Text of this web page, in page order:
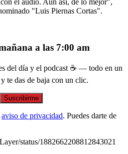
"Luis Piernas Cortas".
a las 7:00 am
del día y el podcast ☕ — todo en un
te das de baja con un clic.
Suscribirme
aviso de privacidad. Puedes darte de
status/1882662208812843021